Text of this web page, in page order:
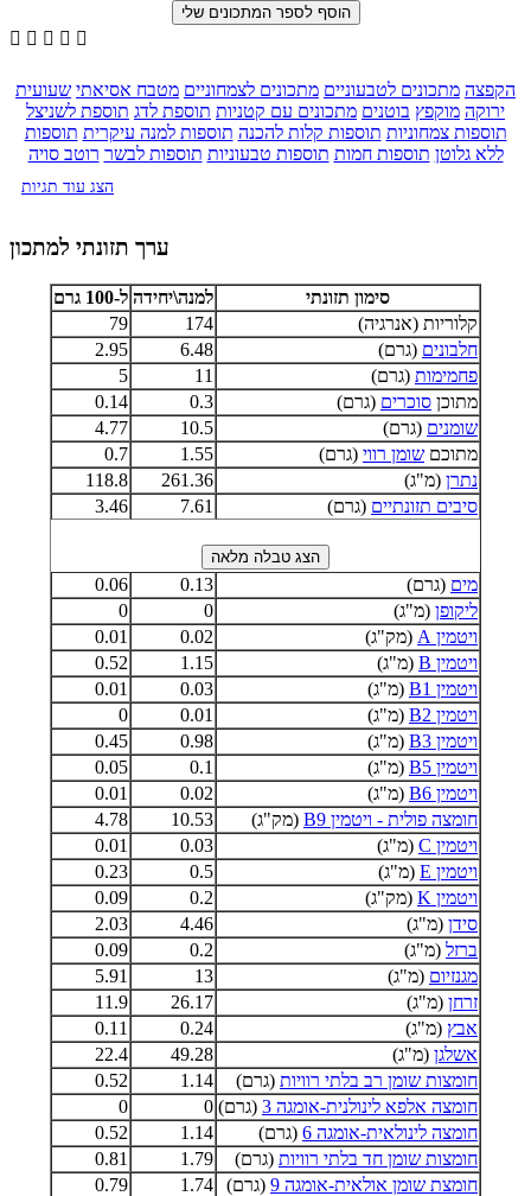
    
הקפצה מתכונים לטבעוניים מתכונים לצמחוניים מטבח אסיאתי שעועית
ירוקה מוקפץ בוטנים מתכונים עם קטניות תוספת לדג תוספת לשניצל
תוספות צמחוניות תוספות קלות להכנה תוספות למנה עיקרית תוספות
ללא גלוטן תוספות חמות תוספות טבעוניות תוספות לבשר רוטב סויה
הצג עוד תגיות
ערך תזונתי למתכון
סימון תזונתי למנה\יחידה ל-100 גרם
קלוריות (אנרגיה)
174
79
חלבונים (גרם) 6.48
2.95
פחמימות (גרם) 11
5
מתוכן סוכרים (גרם) 0.3
0.14
שומנים (גרם) 10.5
4.77
מתוכם שומן רווי (גרם) 1.55
0.7
נתרן (מ"ג) 261.36
118.8
סיבים תזונתיים (גרם) 7.61
3.46
מים (גרם) 0.13
0.06
ליקופן (מ"ג) 0
0
ויטמין A
(מק"ג) 0.02
0.01
ויטמין B
(מ"ג) 1.15
0.52
ויטמין B1
(מ"ג) 0.03
0.01
ויטמין B2
(מ"ג) 0.01
0
ויטמין B3
(מ"ג) 0.98
0.45
ויטמין B5
(מ"ג) 0.1
0.05
ויטמין B6
(מ"ג) 0.02
0.01
חומצה פולית - ויטמין B9
(מק"ג) 10.53
4.78
ויטמין C
(מ"ג) 0.03
0.01
ויטמין E
(מ"ג) 0.5
0.23
ויטמין K
(מק"ג) 0.2
0.09
סידן (מ"ג) 4.46
2.03
ברזל (מ"ג) 0.2
0.09
מגנזיום (מ"ג) 13
5.91
זרחן (מ"ג) 26.17
11.9
אבץ (מ"ג) 0.24
0.11
אשלגן (מ"ג) 49.28
22.4
חומצות שומן רב בלתי רוויות (גרם) 1.14
0.52
חומצה אלפא לינולנית-אומגה 3
(גרם) 0
0
חומצה לינולאית-אומגה 6
(גרם) 1.14
0.52
חומצות שומן חד בלתי רוויות (גרם) 1.79
0.81
חומצת שומן אולאית-אומגה 9
(גרם) 1.74
0.79